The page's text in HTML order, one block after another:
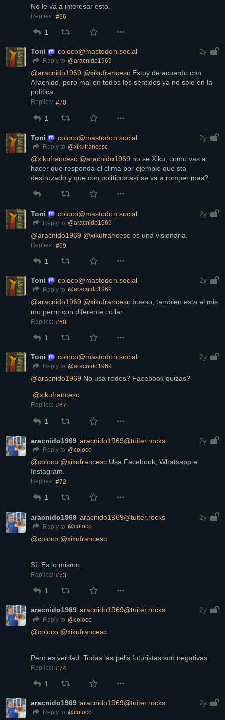
No le va a interesar esto.
Replies: #66
1
Toni coloco@mastodon.social 2y
Reply to @aracnido1969
@aracnido1969 @xikufrancesc Estoy de acuerdo con
Aracnido, pero mal en todos los sentidos ya no solo en la
política.
Replies: #70
1
Toni coloco@mastodon.social 2y
Reply to @xikufrancesc
@xikufrancesc @aracnido1969 no se Xiku, como vas a
hacer que responda el clima por ejemplo que sta
destrozado y que con politicos así se va a romper mas?
Toni coloco@mastodon.social 2y
Reply to @aracnido1969
@aracnido1969 @xikufrancesc es una visionaria.
Replies: #69
1
Toni coloco@mastodon.social 2y
Reply to @aracnido1969
@aracnido1969 @xikufrancesc bueno, tambien esta el mis
mo perro con diferente collar.
Replies: #68
1
Toni coloco@mastodon.social 2y
Reply to @aracnido1969
@aracnido1969 No usa redes? Facebook quizas?
@xikufrancesc
Replies: #67
1
aracnido1969 aracnido1969@tuiter.rocks 2y
Reply to @coloco
@coloco @xikufrancesc Usa Facebook, Whatsapp e
Instagram.
Replies: #72
1
aracnido1969 aracnido1969@tuiter.rocks 2y
Reply to @coloco
@coloco @xikufrancesc
Sí. Es lo mismo.
Replies: #73
1
aracnido1969 aracnido1969@tuiter.rocks 2y
Reply to @coloco
@coloco @xikufrancesc
Pero es verdad. Todas las pelis futuristas son negativas.
Replies: #74
1
aracnido1969 aracnido1969@tuiter.rocks 2y
Reply to @coloco